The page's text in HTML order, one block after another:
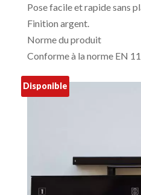
Disponible
Pose facile et rapide sans
Finition argent.
Norme du produit
Conforme à la norme EN